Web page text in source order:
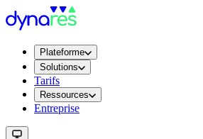
Plateforme
Solutions
Tarifs
Ressources
Entreprise